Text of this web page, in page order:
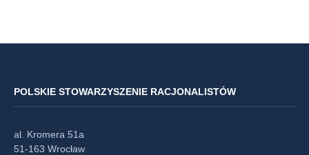
POLSKIE STOWARZYSZENIE RACJONALISTÓW
al. Kromera 51a
51-163 Wrocław